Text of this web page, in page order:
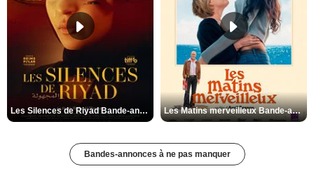
Les Silences de Riyad Bande-annonce VO STFR Les Matins merveilleux Bande-annonce VF
Bandes-annonces à ne pas manquer